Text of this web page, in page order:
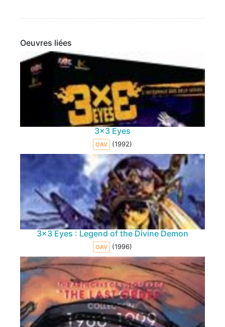
Oeuvres liées
3x3 Eyes
OAV (1992)
3x3 Eyes : Legend of the Divine Demon
OAV (1996)